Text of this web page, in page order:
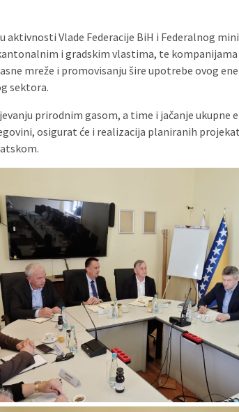
aktivnosti Vlade Federacije BiH i Federalnog
i gradskim vlastima, te
mreže i promovisanju šire upotrebe ovog
sektora.
prirodnim gasom, a time i jačanje ukupne
osigurat će i realizacija planiranih